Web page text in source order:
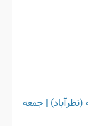
(نظرآباد) | جمعه